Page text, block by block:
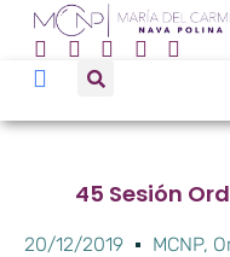
45 Sesión
20/12/2019 MCNP,